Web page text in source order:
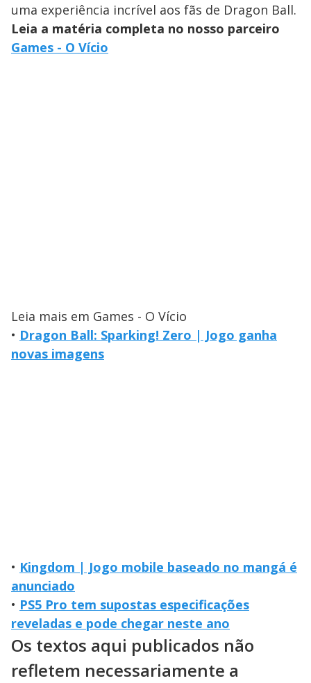
uma experiência incrível aos fãs de Dragon Ball.
Leia a matéria completa no nosso parceiro
Games - O Vício
Leia mais em Games - O Vício
• Dragon Ball: Sparking! Zero | Jogo ganha
novas imagens
• Kingdom | Jogo mobile baseado no mangá é
anunciado
• PS5 Pro tem supostas especificações
reveladas e pode chegar neste ano
Os textos aqui publicados não
refletem necessariamente a